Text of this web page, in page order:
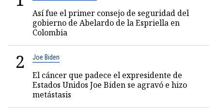
Así fue el primer consejo de seguridad del
gobierno de Abelardo de la Espriella en
Colombia
2 Joe Biden
El cáncer que padece el expresidente de
Estados Unidos Joe Biden se agravó e hizo
metástasis